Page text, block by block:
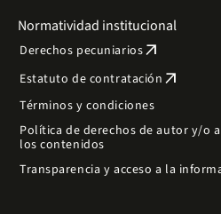
Normatividad institucional
Derechos pecuniariosarrow_outward
Estatuto de contratación arrow_outward
Términos y condiciones
Política de derechos de autor y/o
los contenidos
Transparencia y acceso a la